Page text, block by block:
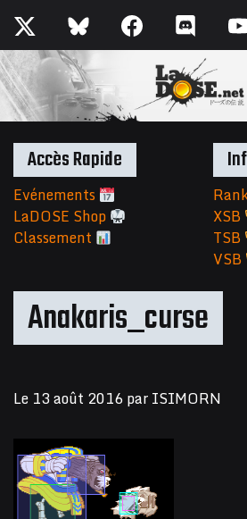
Anakaris_curse
Le 13 août 2016parISIMORN
Accès Rapide
Evénements
LaDOSE Shop
Classement
XSB
TSB
VSB